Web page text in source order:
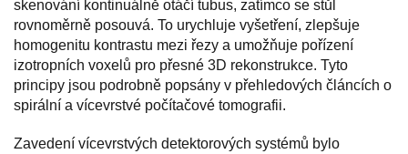
skenování kontinuálně otáčí tubus, zatímco se stůl
rovnoměrně posouvá. To urychluje vyšetření, zlepšuje
homogenitu kontrastu mezi řezy a umožňuje pořízení
izotropních voxelů pro přesné 3D rekonstrukce. Tyto
principy jsou podrobně popsány v přehledových článcích o
spirální a vícevrstvé počítačové tomografii.
Zavedení vícevrstvých detektorových systémů bylo